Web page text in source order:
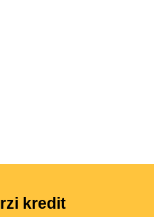
kredit